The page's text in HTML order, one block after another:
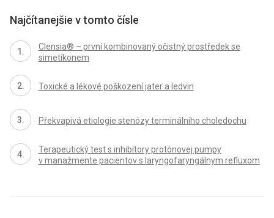
Najčítanejšie v tomto čísle
Clensia® – první kombinovaný očistný prostředek se
simetikonem
Toxické a lékové poškození jater a ledvin
Překvapivá etiologie stenózy terminálního choledochu
Terapeutický test s inhibítory protónovej pumpy
v manažmente pa­cientov s laryngofaryngálnym refluxom